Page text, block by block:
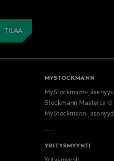
MYSTOCKMANN
MyStockmann-jäsenyys
Stockmann Mastercard
MyStockmann-
YRITYSMYYNTI